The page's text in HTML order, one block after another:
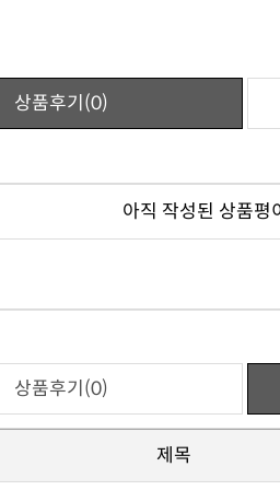
상품후기(0)
아직 작성된 상품평
상품후기(0)
제목